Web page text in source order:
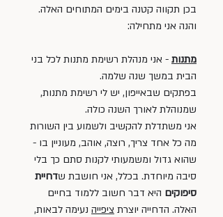
בכן תקווה קטנה בימים המתוחים האלה.
והנה אני מתחילה:
מתנות - אני מנהלת רשימת מתנות לכל בני
הבית במשך שנה שלמה.
בפתקים שבאייפון, יש לי רשימת מתנות,
שמנוהלת לאורך השנה כולה.
אני משתדלת להקשיב ולשמוע בין השורות
מה כל אחד צריך, רוצה, אוהב, מעוניין בו -
שהוא גדול ומשמעותי לקנות סתם כך בלי
סיבה מיוחדת. בכלל, אני חושבת שדחיית
סיפוקים היא דבר חשוב ללמוד בחיים
האלה. הדחייה יוצרת ציפייה נעימה לבאות,